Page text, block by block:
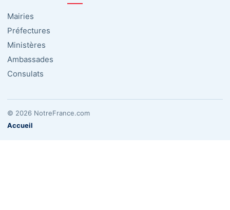
Mairies
Préfectures
Ministères
Ambassades
Consulats
© 2026 NotreFrance.com
Accueil